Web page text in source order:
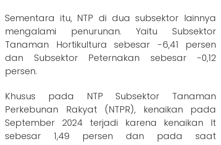
Sementara itu, NTP di dua subsektor lainnya
mengalami penurunan. Yaitu Subsektor
Tanaman Hortikultura sebesar -6,41 persen
dan Subsektor Peternakan sebesar -0,12
persen.
Khusus pada NTP Subsektor Tanaman
Perkebunan Rakyat (NTPR), kenaikan pada
September 2024 terjadi karena kenaikan It
sebesar 1,49 persen dan pada saat